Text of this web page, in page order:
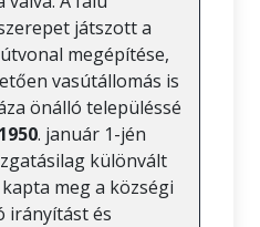
játszott a
megépítése,
vasútállomás is
önálló településsé
1950. január 1-jén
különvált
meg a községi
irányítást és